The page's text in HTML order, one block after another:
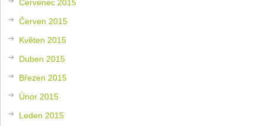
Červenec 2015
Červen 2015
Květen 2015
Duben 2015
Březen 2015
Únor 2015
Leden 2015